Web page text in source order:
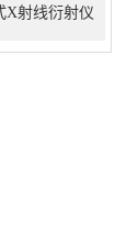
X射线衍射仪